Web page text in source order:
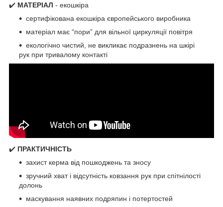
✔️ МАТЕРІАЛ - екошкіра
сертифікована екошкіра європейського виробника
матеріал має “пори” для вільної циркуляції повітря
екологічно чистий, не викликає подразнень на шкірі
рук при тривалому контакті
✔️ ПРАКТИЧНІСТЬ
захист керма від пошкоджень та зносу
зручний хват і відсутність ковзання рук при спітнілості
долонь
маскування наявних подряпин і потертостей